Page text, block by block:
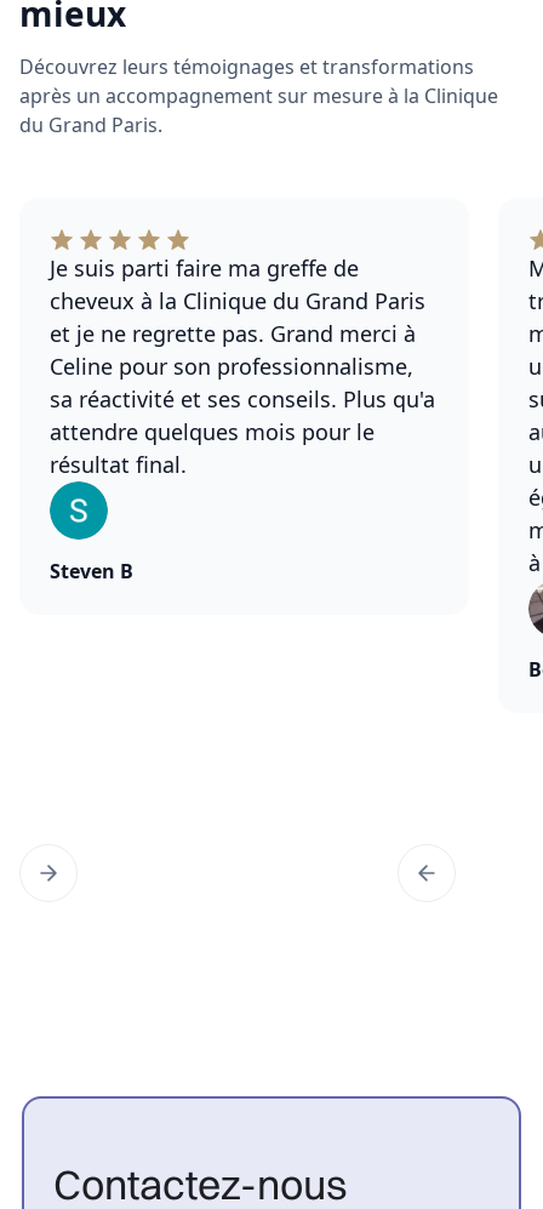
mieux
Découvrez leurs témoignages et transformations
après un accompagnement sur mesure à la Clinique
du Grand Paris.
Je suis parti faire ma greffe de
cheveux à la Clinique du Grand Paris
et je ne regrette pas. Grand merci à
Celine pour son professionnalisme,
sa réactivité et ses conseils. Plus qu'a
attendre quelques mois pour le
résultat final.
Steven B
Contactez-nous